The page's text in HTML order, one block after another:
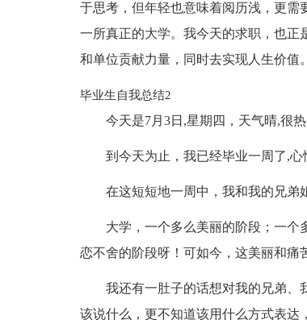
于思考，但年轻也意味着阅历浅，更需
一所真正的大学。我今天的求职，也正
和单位贡献力量，同时去实现人生价值。
毕业生自我总结2
今天是7月3日,星期四，天气晴,很
到今天为止，我已经毕业一周了,心
在这短短地一周中，我和我的兄弟
大学，一个多么美丽的阶段；一个
恋不舍的阶段呀！可如今，这美丽和痛
我还有一肚子的话想对我的兄弟、
该说什么，更不知道该用什么方式表